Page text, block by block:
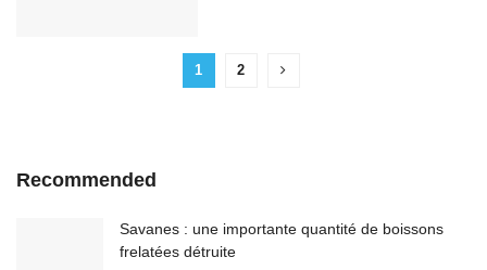
1 2
Recommended
Savanes : une importante quantité de boissons
frelatées détruite